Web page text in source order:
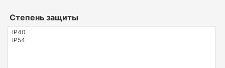
Степень защиты